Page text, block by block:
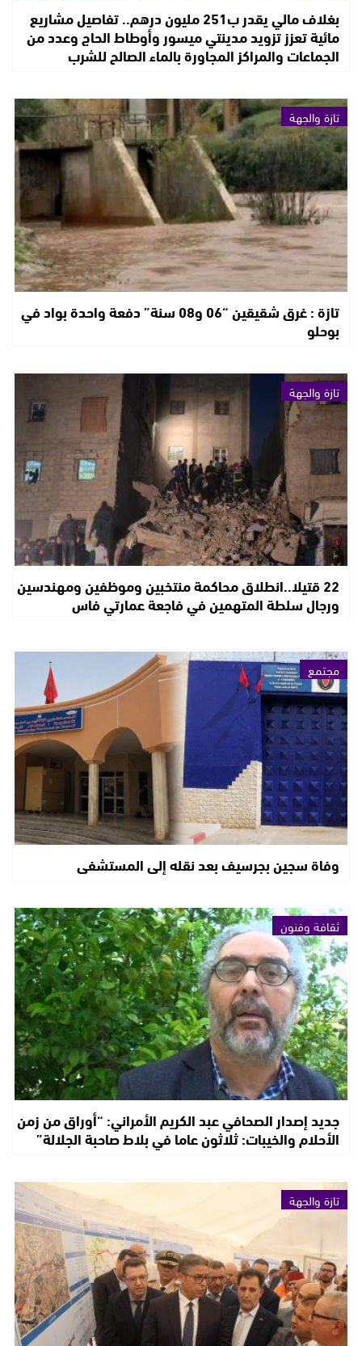
بغلاف مالي يقدر ب251 مليون درهم.. تفاصيل مشاريع
مائية تعزز تزويد مدينتي ميسور وأوطاط الحاج وعدد من
الجماعات والمراكز المجاورة بالماء الصالح للشرب
تازة والجهة
تازة : غرق شقيقين “06 و08 سنة” دفعة واحدة بواد في
بوحلو
تازة والجهة
22 قتيلا..انطلاق محاكمة منتخبين وموظفين ومهندسين
ورجال سلطة المتهمين في فاجعة عمارتي فاس
مجتمع
وفاة سجين بجرسيف بعد نقله إلى المستشفى
ثقافة وفنون
جديد إصدار الصحافي عبد الكريم الأمراني: “أوراق من زمن
الأحلام والخيبات: ثلاثون عاما في بلاط صاحبة الجلالة”
تازة والجهة